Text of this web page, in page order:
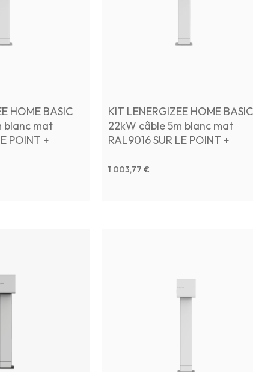
HOME BASIC
blanc mat
POINT +
KIT LENERGIZEE HOME BASIC
22kW câble 5m blanc mat
RAL9016 SUR LE POINT +
1 003,77 €